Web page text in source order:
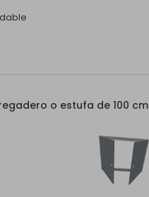
o estufa de 100 cm